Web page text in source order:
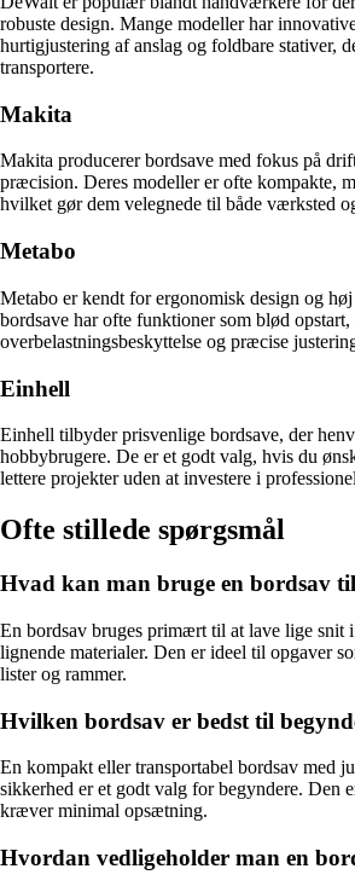
robuste design. Mange modeller har
hurtigjustering af anslag og foldbare stativer,
transportere.
Makita
Makita producerer bordsave med fokus på
præcision. Deres modeller er ofte kompakte,
hvilket gør dem velegnede til både værksted
Metabo
Metabo er kendt for ergonomisk design og
bordsave har ofte funktioner som blød
overbelastningsbeskyttelse og præcise
Einhell
Einhell tilbyder prisvenlige bordsave, der
hobbybrugere. De er et godt valg, hvis du
lettere projekter uden at investere i
Ofte stillede spørgsmål
Hvad kan man bruge en bordsav
En bordsav bruges primært til at lave lige
lignende materialer. Den er ideel til opgaver
lister og rammer.
Hvilken bordsav er bedst til
En kompakt eller transportabel bordsav med
sikkerhed er et godt valg for begyndere. Den
kræver minimal opsætning.
Hvordan vedligeholder man en